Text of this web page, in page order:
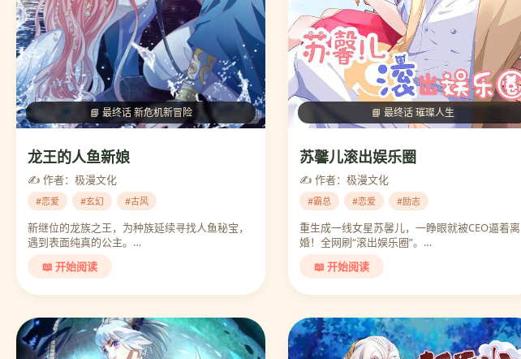
📘 最终话 新危机新冒险
龙王的人鱼新娘
✍️ 作者：极漫文化
#恋爱 #玄幻 #古风
新继位的龙族之王，为种族延续寻找人鱼秘宝，
遇到表面纯真的公主。…
📖 开始阅读
📘 最终话 璀璨人生
苏馨儿滚出娱乐圈
✍️ 作者：极漫文化
#霸总 #恋爱 #励志
重生成一线女星苏馨儿，一睁眼就被CEO逼着离
婚！全网刷“滚出娱乐圈”。…
📖 开始阅读